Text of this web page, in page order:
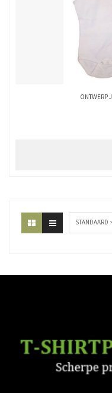
ONTWERP
STANDAARD